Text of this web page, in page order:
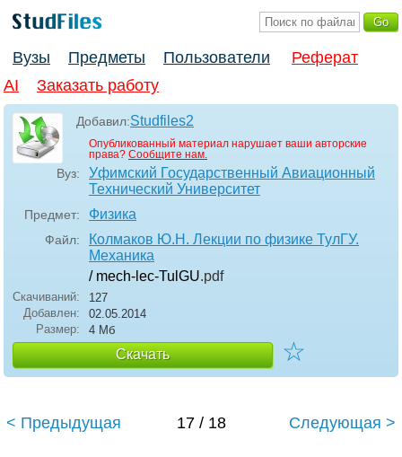
Вузы Предметы Пользователи
Реферат
AI
Заказать работу
Добавил:Studfiles2
Опубликованный материал нарушает ваши авторские
права? Сообщите нам.
Вуз:
Уфимский Государственный Авиационный
Технический Университет
Предмет: Физика
Файл:
Колмаков Ю.Н. Лекции по физике ТулГУ.
Механика
/ mech-lec-TulGU.pdf
Скачиваний:
127
Добавлен:
02.05.2014
Размер:
4 Мб
Скачать ☆
< Предыдущая 17 / 18 Следующая >